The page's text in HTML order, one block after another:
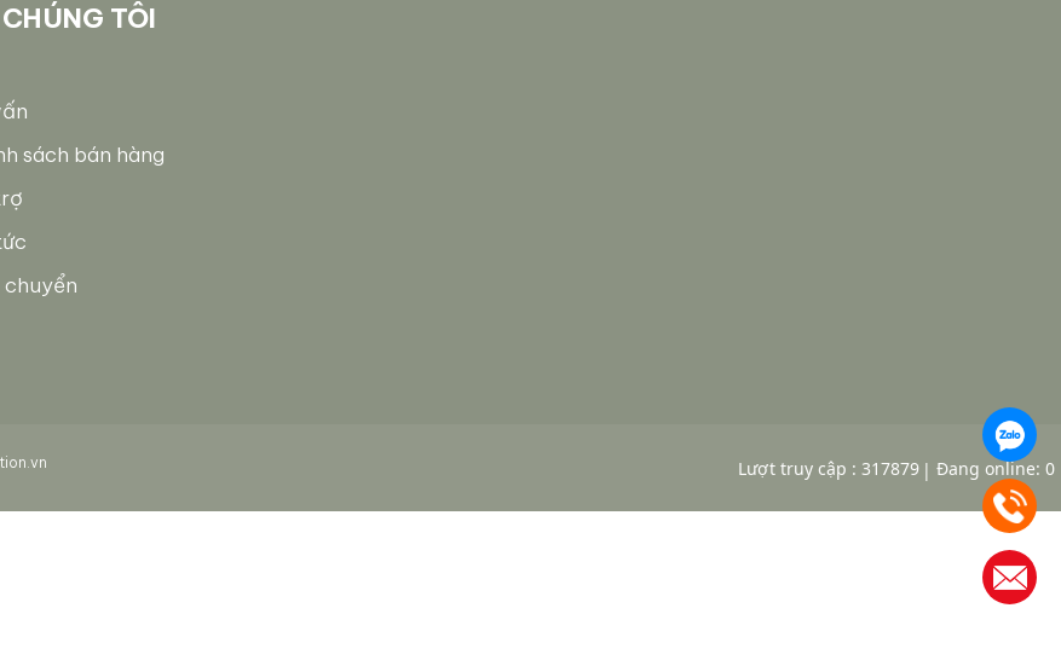
TÔI
sách bán hàng
chuyển
Lượt truy cập : 317879 Đang online: 0